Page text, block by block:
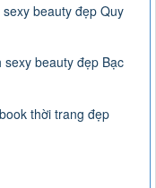
beauty đẹp Quy
beauty đẹp Bạc
thời trang đẹp